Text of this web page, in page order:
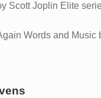
Scott Joplin Elite
Words and Music